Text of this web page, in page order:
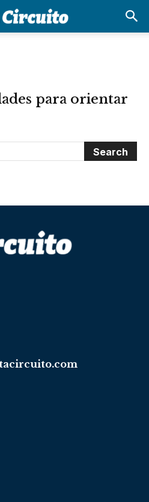
para orientar